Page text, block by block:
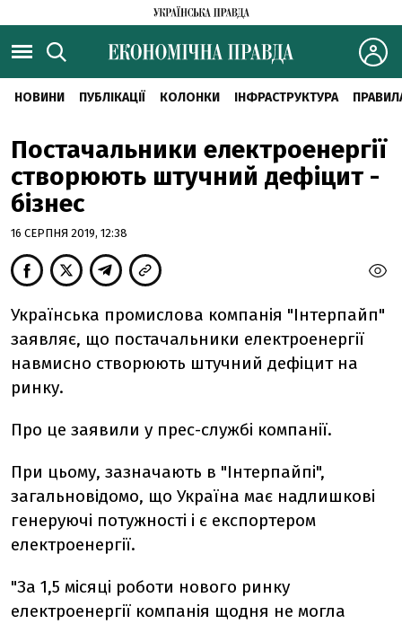
НОВИНИ ПУБЛІКАЦІЇ КОЛОНКИ ІНФРАСТРУКТУРА
Постачальники електроенергії
створюють штучний дефіцит -
бізнес
16 СЕРПНЯ 2019, 12:38
Українська промислова компанія "Інтерпайп"
заявляє, що постачальники електроенергії
навмисно створюють штучний дефіцит на
ринку.
Про це заявили у прес-службі компанії.
При цьому, зазначають в "Інтерпайпі",
загальновідомо, що Україна має надлишкові
генеруючі потужності і є експортером
електроенергії.
"За 1,5 місяці роботи нового ринку
електроенергії компанія щодня не могла